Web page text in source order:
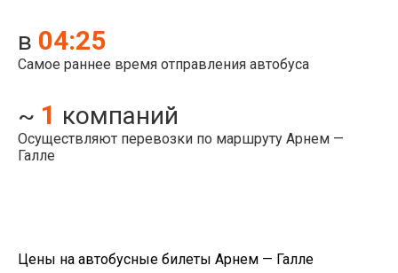
в 04:25
Самое раннее время отправления автобуса
~ 1 компаний
Осуществляют перевозки по маршруту Арнем —
Галле
Цены на автобусные билеты Арнем — Галле